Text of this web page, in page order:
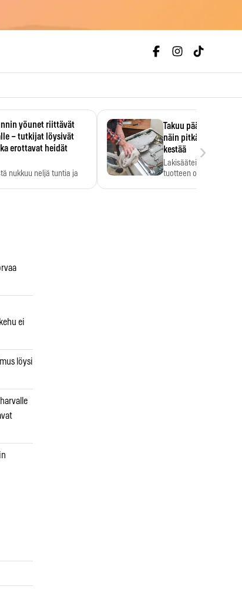
yöunet riittävät
– tutkijat löysivät
erottavat heidät
nukkuu neljä tuntia ja
Takuu päättyi,
näin pitkään
kestää
Lakisääteinen
tuotteen oletetun
›
ei
löysi